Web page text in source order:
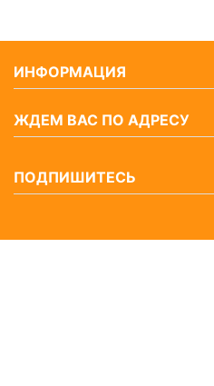
ИНФОРМАЦИЯ
ЖДЕМ ВАС ПО АДРЕСУ
ПОДПИШИТЕСЬ